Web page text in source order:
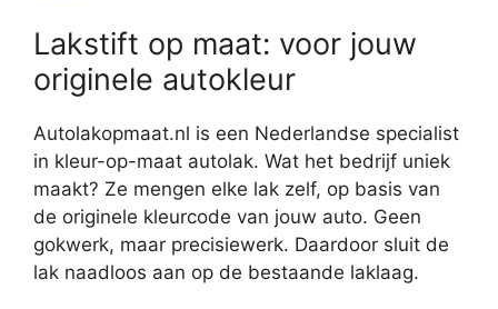
Lakstift op maat: voor jouw
originele autokleur
Autolakopmaat.nl is een Nederlandse specialist
in kleur-op-maat autolak. Wat het bedrijf uniek
maakt? Ze mengen elke lak zelf, op basis van
de originele kleurcode van jouw auto. Geen
gokwerk, maar precisiewerk. Daardoor sluit de
lak naadloos aan op de bestaande laklaag.